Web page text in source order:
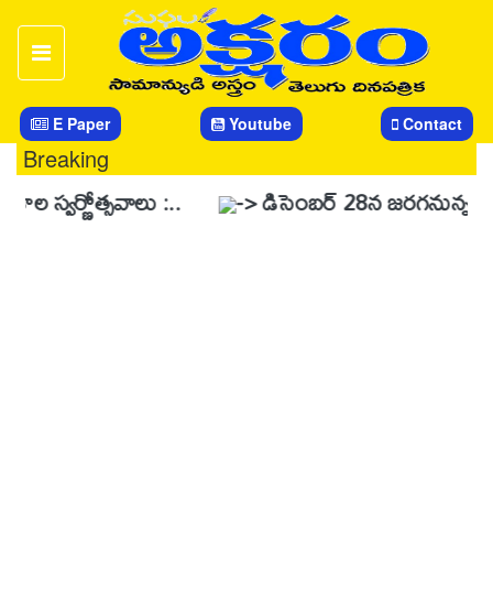
E Paper Youtube Contact
Breaking
:.. -> డిసెంబర్ 28న జరగనున్న